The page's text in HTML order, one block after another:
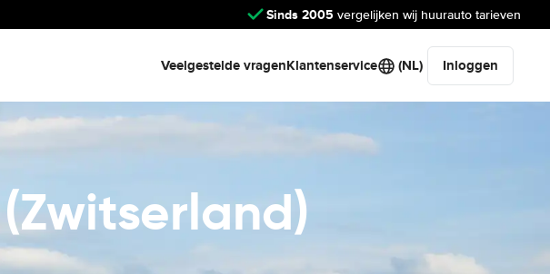
Sinds 2005 vergelijken wij huurauto tarieven
Veelgestelde vragenKlantenservice (NL) Inloggen